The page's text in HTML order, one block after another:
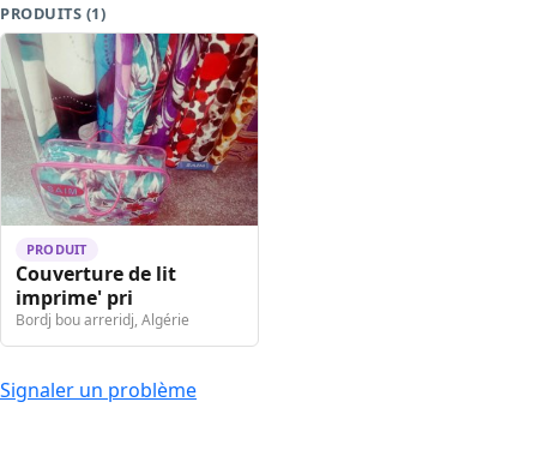
PRODUITS (1)
PRODUIT
Couverture de lit
imprime' pri
Bordj bou arreridj, Algérie
Signaler un problème